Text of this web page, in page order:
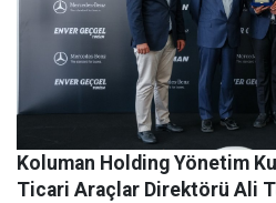
Koluman Holding Yönetim
Ticari Araçlar Direktörü Ali